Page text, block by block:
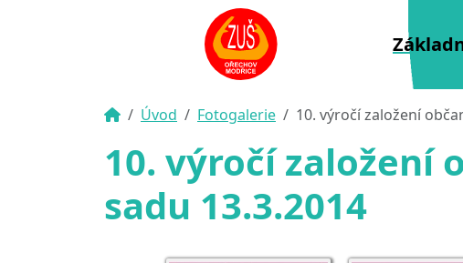
Úvod Fotogalerie 10. výročí založení
10. výročí založení
sadu 13.3.2014